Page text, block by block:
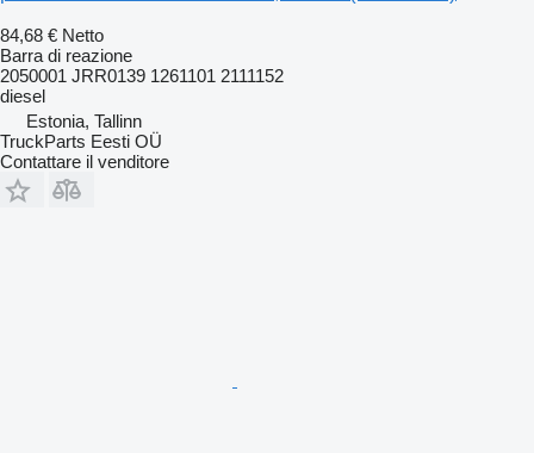
84,68 € Netto
Barra di reazione
2050001 JRR0139 1261101 2111152
diesel
Estonia, Tallinn
TruckParts Eesti OÜ
Contattare il venditore